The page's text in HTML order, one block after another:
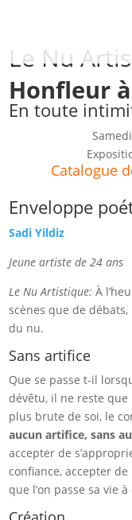
Le Nu
Honfleur
En toute
Catalogue
Enveloppe
Sadi Yildiz
Jeune artiste de 24 ans
Le Nu Artistique: À
scènes que de
du nu.
Sans artifice
Que se passe t-il
dévêtu, il ne reste que
plus brute de soi, le
aucun artifice, sans
accepter de
confiance, accepter
que l’on passe sa vie